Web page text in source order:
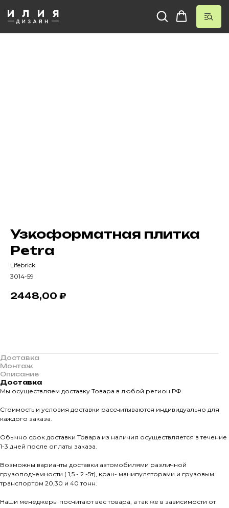
Узкоформатная плитка
Petra
Lifebrick
3014-59
2448,00 ₽
Доставка
Монтаж
Описание
Доставка
Мы осуществляем доставку Товара в любой регион РФ.
Стоимость и условия доставки рассчитываются индивидуально для
каждого заказа.
Обычно срок доставки Товара из наличия осуществляется в течение
1-3 дней после оплаты заказа.
Возможны варианты доставки автомобилями различной
грузоподъемности ( 1,5 - 2 -5т), кран- манипуляторами и грузовым
транспортом 20,30 и 40 тонн.
Наши менеджеры посчитают вес товара, а так же в зависимости от
О КОМПАНИИ
О нас